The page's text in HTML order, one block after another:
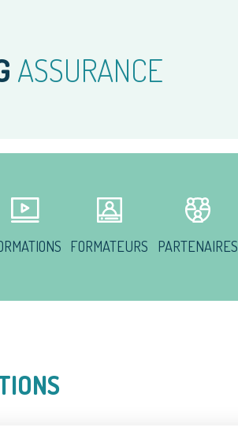
ASSURANCE
FORMATEURS PARTENAIRES